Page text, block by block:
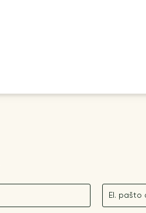
El. paštas